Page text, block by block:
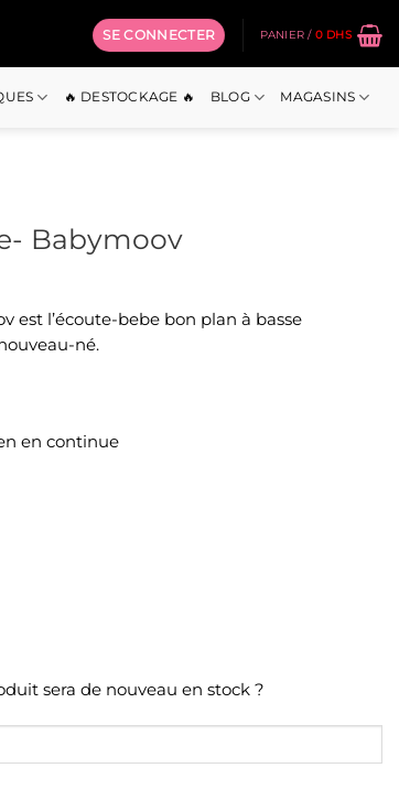
SE CONNECTER PANIER / 0 DHS
🔥 DESTOCKAGE 🔥 BLOG MAGASINS
Babymoov
est l’écoute-bebe bon plan à basse
né.
en continue
sera de nouveau en stock ?